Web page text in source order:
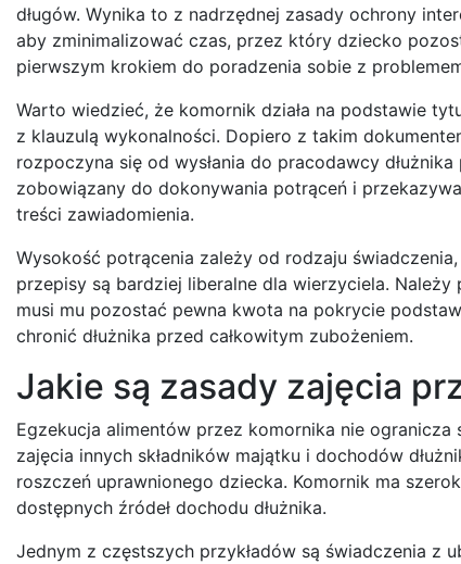
długów. Wynika to z nadrzędnej zasady ochrony
aby zminimalizować czas, przez który dziecko
pierwszym krokiem do poradzenia sobie z
Warto wiedzieć, że komornik działa na podstawie
z klauzulą wykonalności. Dopiero z takim
rozpoczyna się od wysłania do pracodawcy
zobowiązany do dokonywania potrąceń i
treści zawiadomienia.
Wysokość potrącenia zależy od rodzaju
przepisy są bardziej liberalne dla wierzyciela.
musi mu pozostać pewna kwota na pokrycie
chronić dłużnika przed całkowitym zubożeniem.
Jakie są zasady zajęcia
Egzekucja alimentów przez komornika nie
zajęcia innych składników majątku i dochodów
roszczeń uprawnionego dziecka. Komornik ma
dostępnych źródeł dochodu dłużnika.
Jednym z częstszych przykładów są świadczenia z